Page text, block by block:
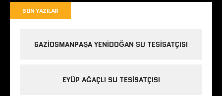
SON YAZILAR
GAZIOSMANPAŞA YENIDOĞAN SU TESISATÇISI
EYÜP AĞAÇLI SU TESISATÇISI